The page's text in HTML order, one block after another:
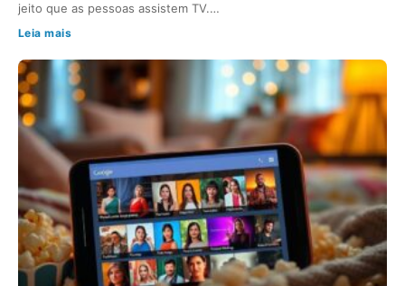
jeito que as pessoas assistem TV.…
Leia mais